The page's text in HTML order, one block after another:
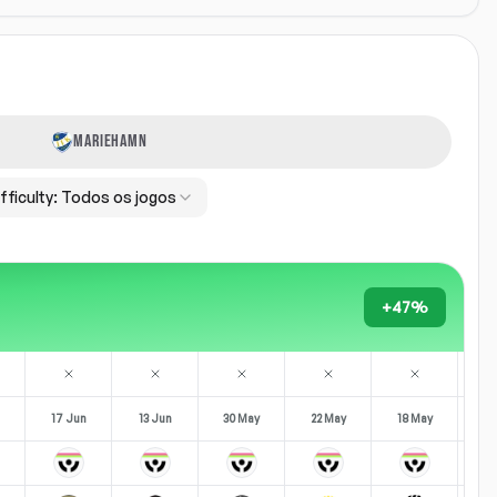
MARIEHAMN
Todos os jogos
+47%
17 Jun 13 Jun 30 May 22 May 18 May